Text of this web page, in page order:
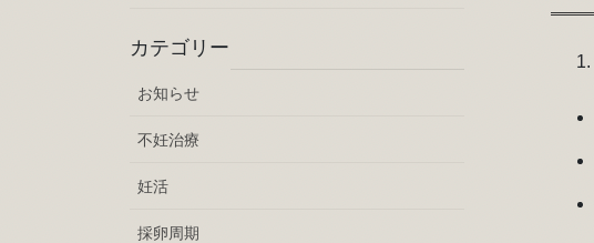
カテゴリー
お知らせ
不妊治療
妊活
採卵周期